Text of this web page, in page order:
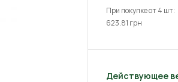
При покупке от 4 шт:
623.81 грн
Действующее